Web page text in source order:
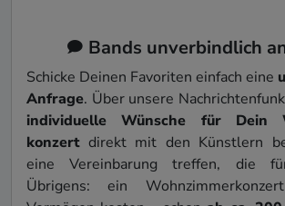
Bands unverbindlich
Schicke Deinen Favoriten einfach eine
Anfrage. Über unsere
individuelle Wünsche für Dein
konzertdirekt mit den Künstlern
eine Ver­einbarung treffen, die
Übrigens: ein